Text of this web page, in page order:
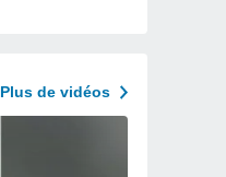
Plus de vidéos